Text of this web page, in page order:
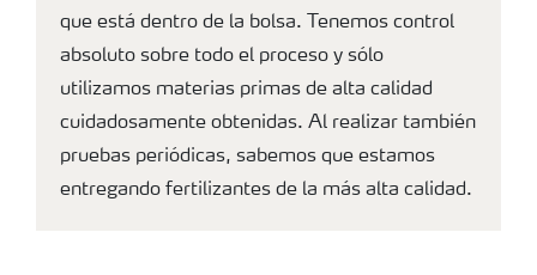
que está dentro de la bolsa. Tenemos control
absoluto sobre todo el proceso y sólo
utilizamos materias primas de alta calidad
cuidadosamente obtenidas. Al realizar también
pruebas periódicas, sabemos que estamos
entregando fertilizantes de la más alta calidad.